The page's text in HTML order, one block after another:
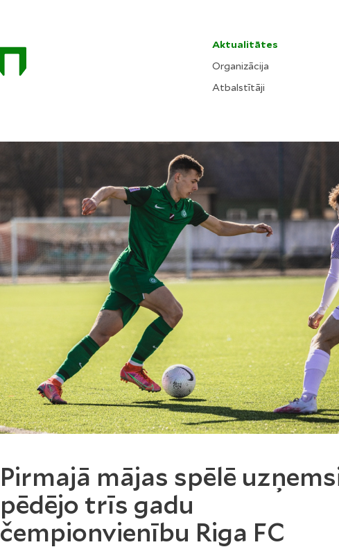
Aktualitātes
Organizācija
Atbalstītāji
Pirmajā mājas spēlē
pēdējo trīs gadu
čempionvienību Riga FC